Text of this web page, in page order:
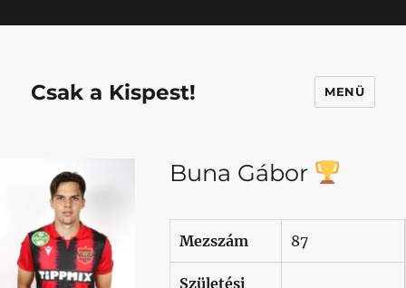
Csak a Kispest! MENÜ
Buna Gábor
Mezszám 87
Születési